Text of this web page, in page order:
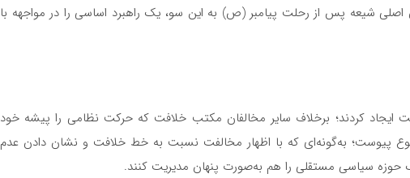
اصلی شیعه پس از رحلت پیامبر (ص) به این‌ سو، یک راهبرد اساسی را در مواجهه با
کردند؛ برخلاف سایر مخالفان مکتب خلافت که حرکت نظامی را پیشه خود
پیوست؛ به‌گونه‌ای که با اظهار مخالفت نسبت به خط خلافت و نشان دادن عدم
سیاسی مستقلی را هم به‌صورت پنهان مدیریت کنند.